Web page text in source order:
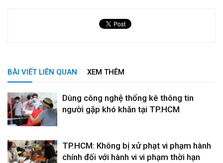
BÀI VIẾT LIÊN QUAN XEM THÊM
Dùng công nghệ thống kê thông tin
người gặp khó khăn tại TP.HCM
TP.HCM: Không bị xử phạt vi phạm hành
chính đối với hành vi vi phạm thời hạn